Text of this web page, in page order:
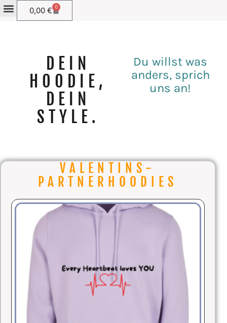
0,00 € 0
DEIN
HOODIE,
DEIN
STYLE.
Du willst was
anders, sprich
uns an!
VALENTINS-
PARTNERHOODIES